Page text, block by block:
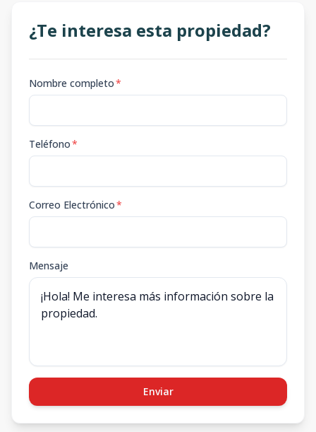
¿Te interesa esta propiedad?
Nombre completo*
Teléfono*
Correo Electrónico*
Mensaje
Enviar